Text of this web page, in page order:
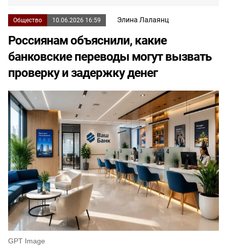
Общество 10.06.2026 16:59 Элина Лалаянц
Россиянам объяснили, какие
банковские переводы могут вызвать
проверку и задержку денег
GPT Image